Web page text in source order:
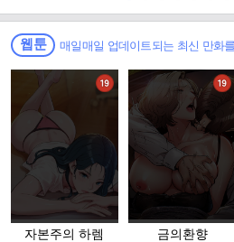
웹툰 매일매일 업데이트되는 최신 만화
자본주의 하렘 금의환향